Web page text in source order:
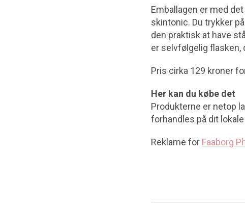
Emballagen er med
skintonic. Du trykker
den praktisk at have
er selvfølgelig flasken,
Pris cirka 129 kroner
Her kan du købe det
Produkterne er netop
forhandles på dit
Reklame for Faaborg